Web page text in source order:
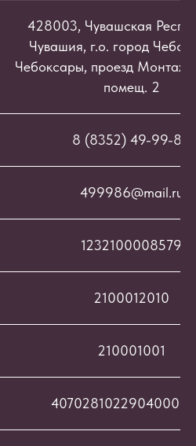
428003, Чувашская
Чувашия, г.о. город
Чебоксары, проезд
помещ. 2
8 (8352) 49-99-86
499986@mail.ru
1232100008579
2100012010
210001001